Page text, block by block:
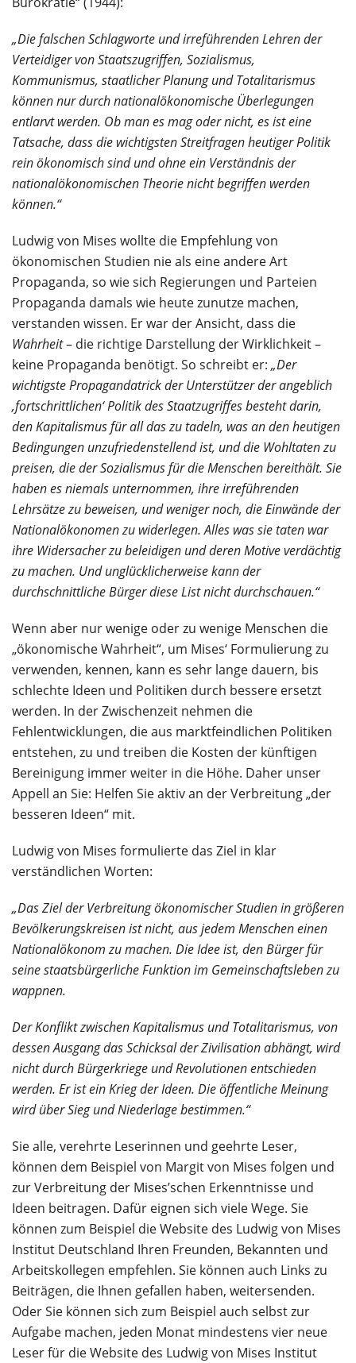
„Die falschen Schlagworte und irreführenden Lehren der
Verteidiger von Staatszugriffen, Sozialismus,
Kommunismus, staatlicher Planung und Totalitarismus
können nur durch nationalökonomische Überlegungen
entlarvt werden. Ob man es mag oder nicht, es ist eine
Tatsache, dass die wichtigsten Streitfragen heutiger Politik
rein ökonomisch sind und ohne ein Verständnis der
nationalökonomischen Theorie nicht begriffen werden
können.“
Ludwig von Mises wollte die Empfehlung von
ökonomischen Studien nie als eine andere Art
Propaganda, so wie sich Regierungen und Parteien
Propaganda damals wie heute zunutze machen,
verstanden wissen. Er war der Ansicht, dass die
Wahrheit– die richtige Darstellung der Wirklichkeit –
keine Propaganda benötigt. So schreibt er: „Der
wichtigste Propagandatrick der Unterstützer der angeblich
‚fortschrittlichen‘ Politik des Staatzugriffes besteht darin,
den Kapitalismus für all das zu tadeln, was an den heutigen
Bedingungen unzufriedenstellend ist, und die Wohltaten zu
preisen, die der Sozialismus für die Menschen bereithält. Sie
haben es niemals unternommen, ihre irreführenden
Lehrsätze zu beweisen, und weniger noch, die Einwände der
Nationalökonomen zu widerlegen. Alles was sie taten war
ihre Widersacher zu beleidigen und deren Motive verdächtig
zu machen. Und unglücklicherweise kann der
durchschnittliche Bürger diese List nicht durchschauen.“
Wenn aber nur wenige oder zu wenige Menschen die
„ökonomische Wahrheit“, um Mises‘ Formulierung zu
verwenden, kennen, kann es sehr lange dauern, bis
schlechte Ideen und Politiken durch bessere ersetzt
werden. In der Zwischenzeit nehmen die
Fehlentwicklungen, die aus marktfeindlichen Politiken
entstehen, zu und treiben die Kosten der künftigen
Bereinigung immer weiter in die Höhe. Daher unser
Appell an Sie: Helfen Sie aktiv an der Verbreitung „der
besseren Ideen“ mit.
Ludwig von Mises formulierte das Ziel in klar
verständlichen Worten:
„Das Ziel der Verbreitung ökonomischer Studien in größeren
Bevölkerungskreisen ist nicht, aus jedem Menschen einen
Nationalökonom zu machen. Die Idee ist, den Bürger für
seine staatsbürgerliche Funktion im Gemeinschaftsleben zu
wappnen.
Der Konflikt zwischen Kapitalismus und Totalitarismus, von
dessen Ausgang das Schicksal der Zivilisation abhängt, wird
nicht durch Bürgerkriege und Revolutionen entschieden
werden. Er ist ein Krieg der Ideen. Die öffentliche Meinung
wird über Sieg und Niederlage bestimmen.“
Sie alle, verehrte Leserinnen und geehrte Leser,
können dem Beispiel von Margit von Mises folgen und
zur Verbreitung der Mises’schen Erkenntnisse und
Ideen beitragen. Dafür eignen sich viele Wege. Sie
können zum Beispiel die Website des Ludwig von Mises
Institut Deutschland Ihren Freunden, Bekannten und
Arbeitskollegen empfehlen. Sie können auch Links zu
Beiträgen, die Ihnen gefallen haben, weitersenden.
Oder Sie können sich zum Beispiel auch selbst zur
Aufgabe machen, jeden Monat mindestens vier neue
Leser für die Website des Ludwig von Mises Institut